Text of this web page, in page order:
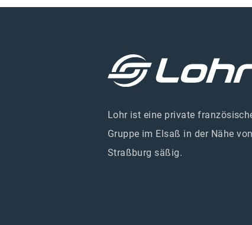
Lohr ist eine private
Gruppe im Elsaß in der Nähe von
Straßburg säßig.